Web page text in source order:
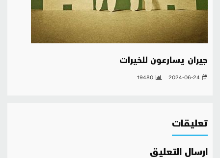
جيران يسارعون للخيرات
2024-06-24
19480
تعليقات
ارسال التعليق